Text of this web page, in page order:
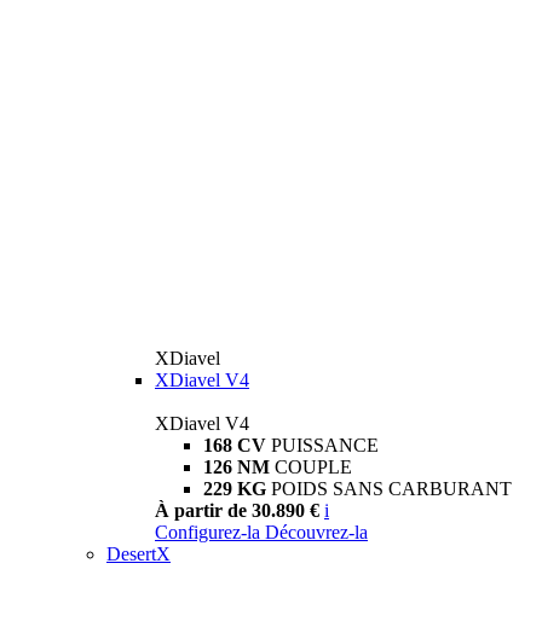
XDiavel
XDiavel V4
XDiavel V4
168 CV PUISSANCE
126 NM COUPLE
229 KG POIDS SANS CARBURANT
À partir de 30.890 € i
Configurez-la Découvrez-la
DesertX